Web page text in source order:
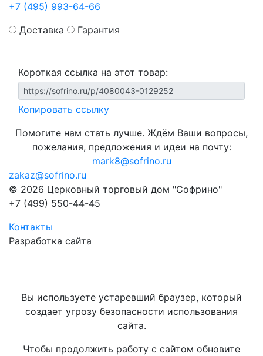
+7 (495) 993-64-66
Доставка
Гарантия
Короткая ссылка на этот товар:
Копировать ссылку
Помогите нам стать лучше. Ждём Ваши вопросы,
пожелания, предложения и идеи на почту:
mark8@sofrino.ru
zakaz@sofrino.ru
© 2026 Церковный торговый дом "Софрино"
+7 (499) 550-44-45
Контакты
Разработка сайта
Вы используете устаревший браузер, который
создает угрозу безопасности использования
сайта.
Чтобы продолжить работу с сайтом обновите